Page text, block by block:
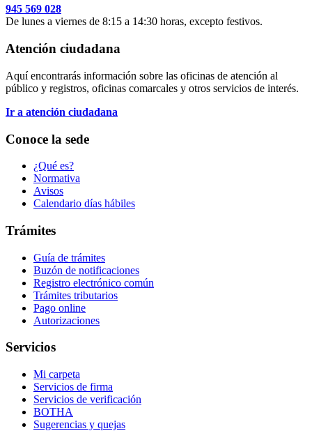
945 569 028
De lunes a viernes de 8:15 a 14:30 horas, excepto festivos.
Atención ciudadana
Aquí encontrarás información sobre las oficinas de atención al
público y registros, oficinas comarcales y otros servicios de interés.
Ir a atención ciudadana
Conoce la sede
¿Qué es?
Normativa
Avisos
Calendario días hábiles
Trámites
Guía de trámites
Buzón de notificaciones
Registro electrónico común
Trámites tributarios
Pago online
Autorizaciones
Servicios
Mi carpeta
Servicios de firma
Servicios de verificación
BOTHA
Sugerencias y quejas